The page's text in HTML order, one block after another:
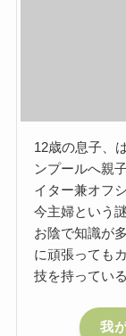
12歳の息子、
ンプールへ親
イター兼オフ
今主婦という
お陰で知識が
に頑張っても
技を持っている
我